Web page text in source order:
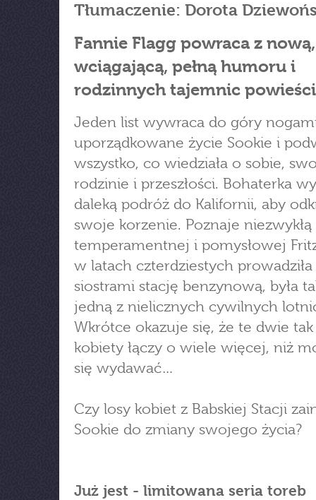
Tłumaczenie: Dorota
Fannie Flagg powraca z nową,
wciągającą, pełną humoru i
rodzinnych tajemnic
Jeden list wywraca do góry
uporządkowane życie Sookie i
wszystko, co wiedziała o sobie,
rodzinie i przeszłości. Bohaterka
daleką podróż do Kalifornii, aby
swoje korzenie. Poznaje
temperamentnej i pomysłowej
w latach czterdziestych
siostrami stację benzynową, była
jedną z nielicznych cywilnych
Wkrótce okazuje się, że te dwie
kobiety łączy o wiele więcej, niż
się wydawać…
Czy losy kobiet z Babskiej Stacji
Sookie do zmiany swojego życia?
Już jest - limitowana seria toreb